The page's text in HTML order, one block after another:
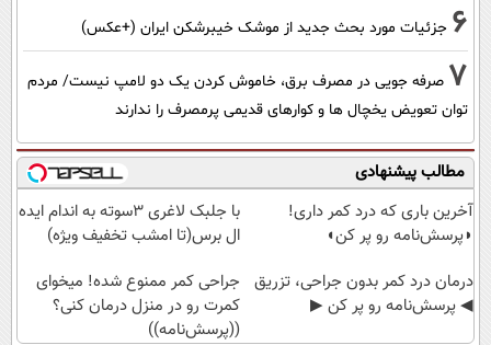
6 جزئیات مورد بحث جدید از موشک خیبرشکن ایران (+عکس)
7 صرفه جویی در مصرف برق، خاموش کردن یک دو لامپ نیست/ مردم
توان تعویض یخچال ها و کوارهای قدیمی پرمصرف را ندارند
مطالب پیشنهادی
آخرین باری که درد کمر داری!
◗پرسش‌نامه رو پر کن◖
با جلبک لاغری 3سوته به اندام ایده
ال برس(تا امشب تخفیف ویژه)
درمان درد کمر بدون جراحی، تزریق
◀ پرسش‌نامه رو پر کن ▶
جراحی کمر ممنوع شده! میخوای
کمرت رو در منزل درمان کنی؟
((پرسش‌نامه))